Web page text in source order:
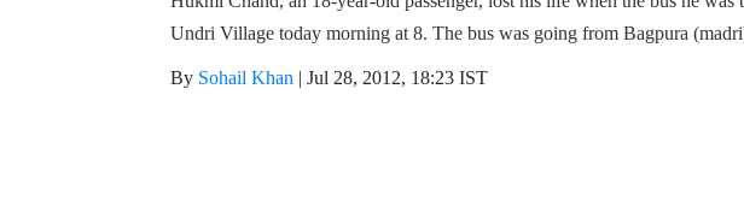
Undri Village today morning at 8. The bus was going from Bagpura
By Sohail Khan | Jul 28, 2012, 18:23 IST